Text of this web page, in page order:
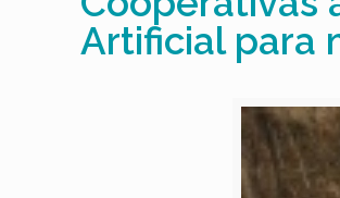
Artificial para